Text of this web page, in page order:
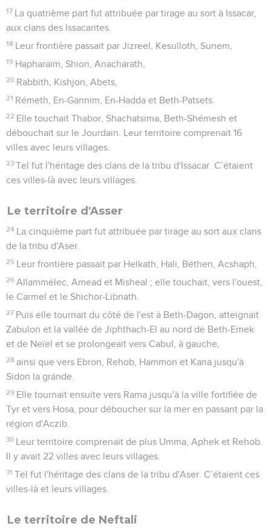
17 La quatrième part fut attribuée par tirage au sort à Issacar,
aux clans des Issacarites.
18 Leur frontière passait par Jizreel, Kesulloth, Sunem,
19 Hapharaïm, Shion, Anacharath,
20 Rabbith, Kishjon, Abets,
21 Rémeth, En-Gannim, En-Hadda et Beth-Patsets.
22 Elle touchait Thabor, Shachatsima, Beth-Shémesh et
débouchait sur le Jourdain. Leur territoire comprenait 16
villes avec leurs villages.
23 Tel fut l'héritage des clans de la tribu d'Issacar. C’étaient
ces villes-là avec leurs villages.
Le territoire d'Asser
24 La cinquième part fut attribuée par tirage au sort aux clans
de la tribu d'Aser.
25 Leur frontière passait par Helkath, Hali, Béthen, Acshaph,
26 Allammélec, Amead et Misheal ; elle touchait, vers l'ouest,
le Carmel et le Shichor-Libnath.
27 Puis elle tournait du côté de l'est à Beth-Dagon, atteignait
Zabulon et la vallée de Jiphthach-El au nord de Beth-Emek
et de Neïel et se prolongeait vers Cabul, à gauche,
28 ainsi que vers Ebron, Rehob, Hammon et Kana jusqu'à
Sidon la grande.
29 Elle tournait ensuite vers Rama jusqu'à la ville fortifiée de
Tyr et vers Hosa, pour déboucher sur la mer en passant par la
région d'Aczib.
30 Leur territoire comprenait de plus Umma, Aphek et Rehob.
Il y avait 22 villes avec leurs villages.
31 Tel fut l'héritage des clans de la tribu d'Aser. C’étaient ces
villes-là et leurs villages.
Le territoire de Neftali